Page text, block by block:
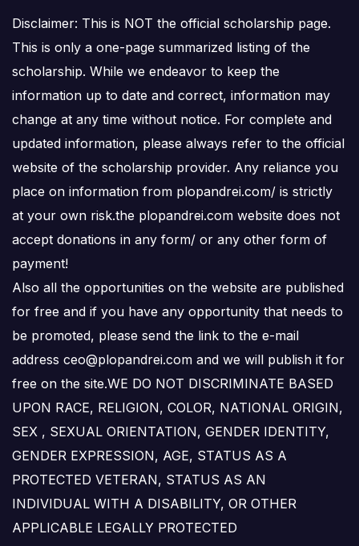
Disclaimer: This is NOT the official scholarship page.
This is only a one-page summarized listing of the
scholarship. While we endeavor to keep the
information up to date and correct, information may
change at any time without notice. For complete and
updated information, please always refer to the official
website of the scholarship provider. Any reliance you
place on information from plopandrei.com/ is strictly
at your own risk.the plopandrei.com website does not
accept donations in any form/ or any other form of
payment!
Also all the opportunities on the website are published
for free and if you have any opportunity that needs to
be promoted, please send the link to the e-mail
address ceo@plopandrei.com and we will publish it for
free on the site.WE DO NOT DISCRIMINATE BASED
UPON RACE, RELIGION, COLOR, NATIONAL ORIGIN,
SEX , SEXUAL ORIENTATION, GENDER IDENTITY,
GENDER EXPRESSION, AGE, STATUS AS A
PROTECTED VETERAN, STATUS AS AN
INDIVIDUAL WITH A DISABILITY, OR OTHER
APPLICABLE LEGALLY PROTECTED